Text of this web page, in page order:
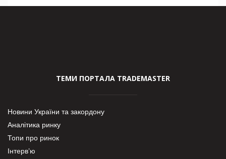
ТЕМИ ПОРТАЛА TRADEMASTER
Новини України та закордону
Аналітика ринку
Топи про ринок
Інтерв’ю